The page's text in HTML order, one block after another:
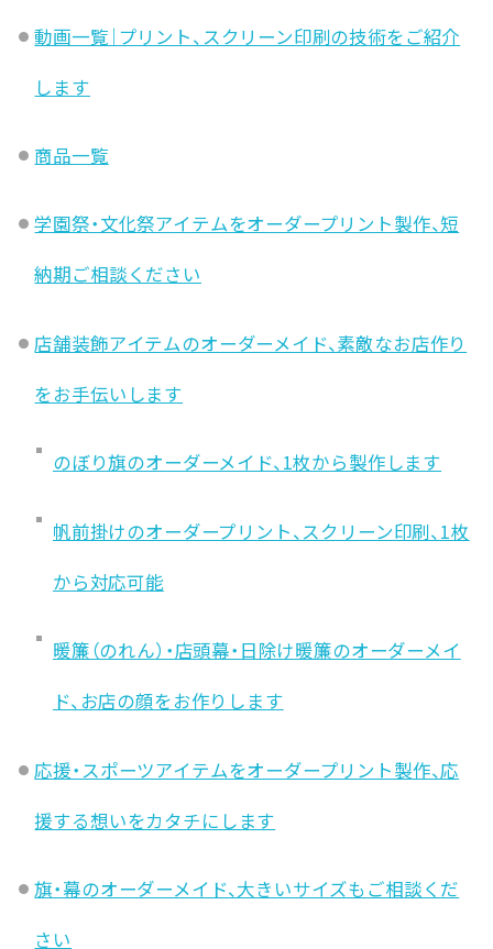
動画一覧｜プリント、スクリーン印刷の技術をご紹介
します
商品一覧
学園祭・文化祭アイテムをオーダープリント製作、短
納期ご相談ください
店舗装飾アイテムのオーダーメイド、素敵なお店作り
をお手伝いします
のぼり旗のオーダーメイド、1枚から製作します
帆前掛けのオーダープリント、スクリーン印刷、1枚
から対応可能
暖簾（のれん）・店頭幕・日除け暖簾のオーダーメイ
ド、お店の顔をお作りします
応援・スポーツアイテムをオーダープリント製作、応
援する想いをカタチにします
旗・幕のオーダーメイド、大きいサイズもご相談くだ
さい